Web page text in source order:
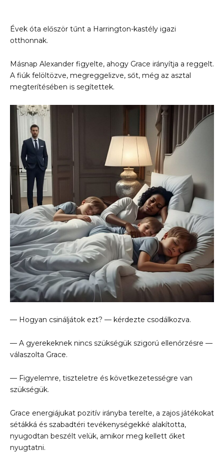
Évek óta először tűnt a Harrington-kastély igazi
otthonnak.
Másnap Alexander figyelte, ahogy Grace irányítja a reggelt.
A fiúk felöltözve, megreggelizve, sőt, még az asztal
megterítésében is segítettek.
— Hogyan csináljátok ezt? — kérdezte csodálkozva.
— A gyerekeknek nincs szükségük szigorú ellenőrzésre —
válaszolta Grace.
— Figyelemre, tiszteletre és következetességre van
szükségük.
Grace energiájukat pozitív irányba terelte, a zajos játékokat
sétákká és szabadtéri tevékenységekké alakította,
nyugodtan beszélt velük, amikor meg kellett őket
nyugtatni.